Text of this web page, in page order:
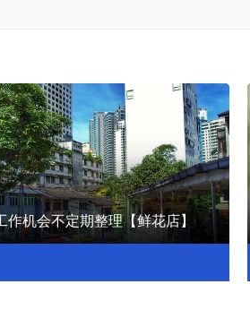
作机会不定期整理【鲜花店】